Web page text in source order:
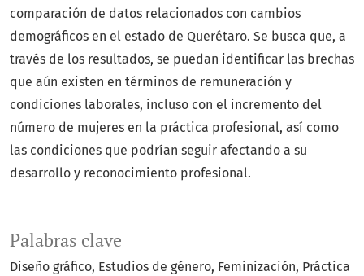
Palabras clave
Diseño gráfico Estudios de género Feminización Práctica
comparación de datos relacionados con cambios
demográficos en el estado de Querétaro. Se busca que, a
través de los resultados, se puedan identificar las brechas
que aún existen en términos de remuneración y
condiciones laborales, incluso con el incremento del
número de mujeres en la práctica profesional, así como
las condiciones que podrían seguir afectando a su
desarrollo y reconocimiento profesional.